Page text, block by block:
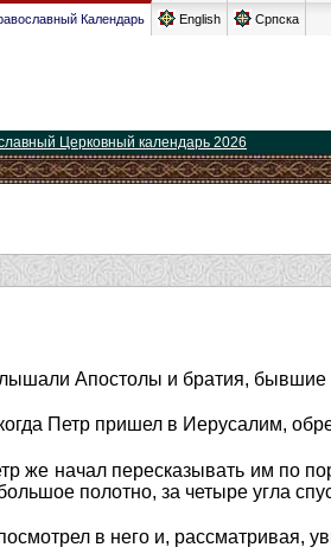
Календарь English Српска
Церковный календарь 2026
Апостолы и братия, бывшие
Петр пришел в Иерусалим,
же начал пересказывать им по
полотно, за четыре угла
в него и, рассматривая,